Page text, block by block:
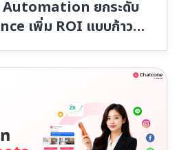
Automation ยกระดับ
เพิ่ม ROI แบบก้าว